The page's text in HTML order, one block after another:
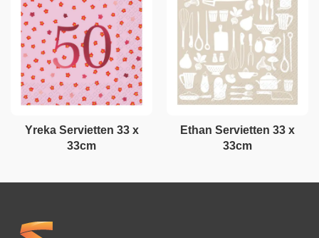
Yreka Servietten 33 x
33cm
Ethan Servietten 33 x
33cm